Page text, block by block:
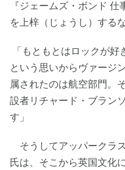
『ジェームズ・ボンド
を上梓（じょうし）する
「もともとはロックが好
という思いからヴァージ
属されたのは航空部門。
設者リチャード・ブラン
す」
そうしてアッパークラ
氏は、そこから英国文化